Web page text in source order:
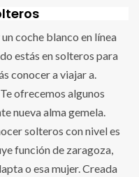
coche blanco en línea
estás en solteros para
conocer a viajar a.
ofrecemos algunos
nueva alma gemela.
solteros con nivel es
función de zaragoza,
o esa mujer. Creada